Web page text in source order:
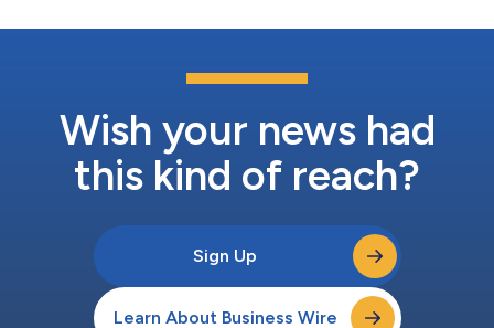
Wish your news had
this kind of reach?
Sign Up
Learn About Business Wire